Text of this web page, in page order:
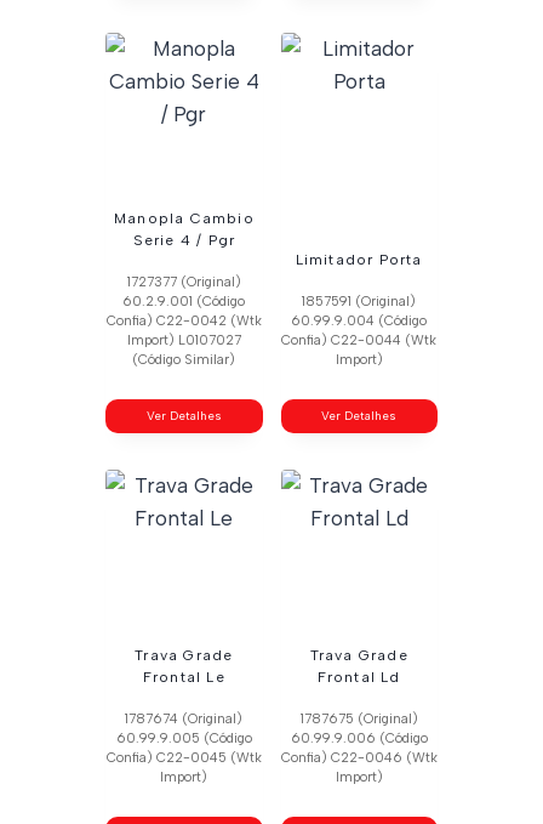
Manopla Cambio
Serie 4 / Pgr
1727377 (Original)
60.2.9.001 (Código
Confia) C22-0042 (Wtk
Import) L0107027
(Código Similar)
Ver Detalhes
Limitador Porta
1857591 (Original)
60.99.9.004 (Código
Confia) C22-0044 (Wtk
Import)
Ver Detalhes
Trava Grade
Frontal Le
1787674 (Original)
60.99.9.005 (Código
Confia) C22-0045 (Wtk
Import)
Trava Grade
Frontal Ld
1787675 (Original)
60.99.9.006 (Código
Confia) C22-0046 (Wtk
Import)